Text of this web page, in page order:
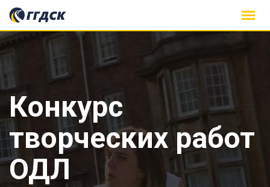
Skip
content
Конкурс
творческих работ
ОДЛ